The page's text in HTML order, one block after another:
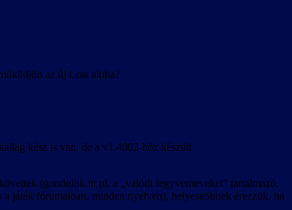
az új Lost alpha?
kész is van, de a v1.4002-höz készült
(gondolok itt pl. a „valódi fegyverneveket” tartalmazó,
játék fórumaiban, minden nyelven), helyesebbnek érezzük, ha